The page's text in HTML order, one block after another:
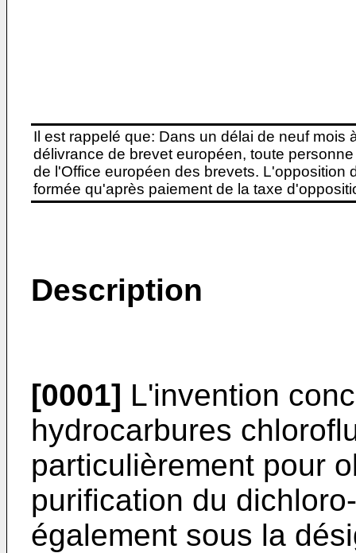
Il est rappelé que: Dans un délai de neuf
délivrance de brevet européen, toute
de l'Office européen des brevets. L'opposition
formée qu'après paiement de la taxe
Description
[0001] L'invention
hydrocarbures
particulièrement pour
purification du
également sous la